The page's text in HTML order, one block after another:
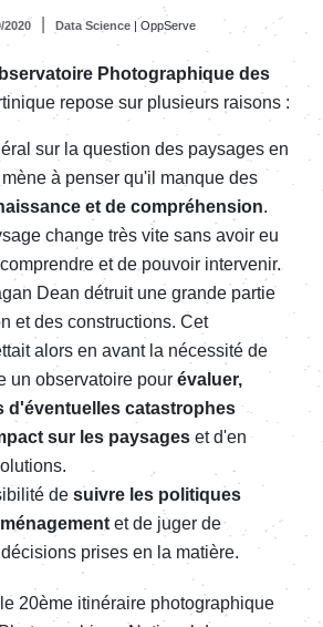
2020 Data Science| OppServe
Photographique des
repose sur plusieurs raisons :
sur la question des paysages en
à penser qu'il manque des
et de compréhension.
change très vite sans avoir eu
et de pouvoir intervenir.
Dean détruit une grande partie
et des constructions. Cet
alors en avant la nécessité de
un observatoire pour évaluer,
d'éventuelles catastrophes
sur les paysages etd'en
.
de suivre les politiques
et de juger de
prises en la matière.
20ème itinéraire photographique